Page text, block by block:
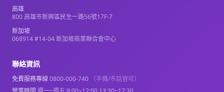
高雄
800 高雄市新興區民生一路56號17F-7
新加坡
068914 #14-04 新加坡商業聯合會中心
聯絡資訊
免費服務專線0800-000-740
（手機/市話皆可）